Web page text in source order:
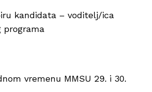
kandidata – voditelj/ica
programa
vremenu MMSU 29. i 30.